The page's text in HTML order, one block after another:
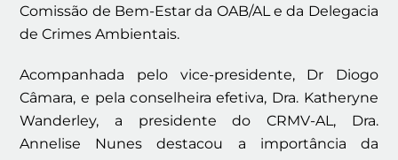
Comissão de Bem-Estar da OAB/AL e da Delegacia
de Crimes Ambientais.
Acompanhada pelo vice-presidente, Dr Diogo
Câmara, e pela conselheira efetiva, Dra. Katheryne
Wanderley, a presidente do CRMV-AL, Dra.
Annelise Nunes destacou a importância da